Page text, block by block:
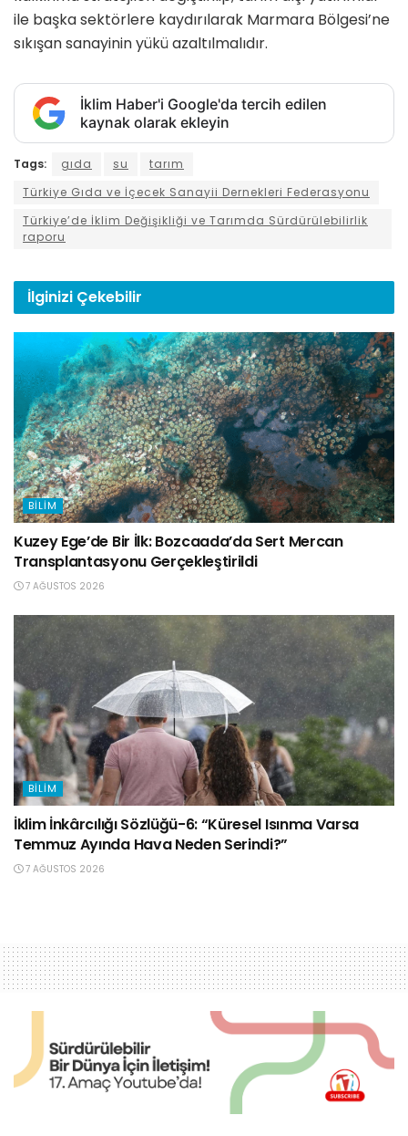
ile başka sektörlere kaydırılarak Marmara Bölgesi’ne
sıkışan sanayinin yükü azaltılmalıdır.
İklim Haber'i Google'da tercih edilen
kaynak olarak ekleyin
Tags: gıda su
tarım
Türkiye Gıda ve İçecek Sanayii Dernekleri Federasyonu
Türkiye’de İklim Değişikliği ve Tarımda Sürdürülebilirlik
raporu
İlginizi Çekebilir
BILIM
Kuzey Ege’de Bir İlk: Bozcaada’da Sert Mercan
Transplantasyonu Gerçekleştirildi
7 AĞUSTOS 2026
BILIM
İklim İnkârcılığı Sözlüğü-6: “Küresel Isınma Varsa
Temmuz Ayında Hava Neden Serindi?”
7 AĞUSTOS 2026